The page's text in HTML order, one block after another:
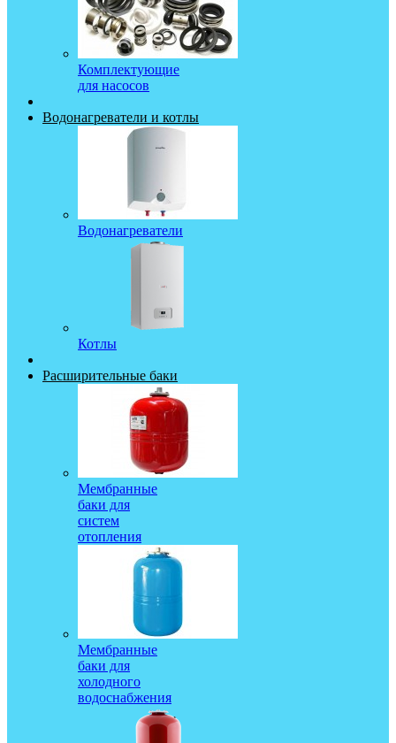
Комплектующие
для насосов
Водонагреватели и котлы
Водонагреватели
Котлы
Расширительные баки
Мембранные
баки для
систем
отопления
Мембранные
баки для
холодного
водоснабжения